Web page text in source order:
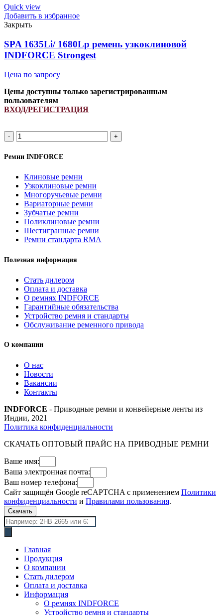
1540Li/
1600Lp
(РСМ
6201387)
ремень
узкоклиновой
INDFORCE
Quick view
Добавить в избранное
Закрыть
SPA 1635Li/ 1680Lp ремень узкоклиновой
INDFORCE Strongest
Цена по запросу
Цены доступны только зарегистрированным
пользователям
ВХОД/РЕГИСТРАЦИЯ
Количество
товара
SPA
1635Li/
ремень
узкоклиновой
INDFORCE
Strongest
Ремни INDFORCE
Клиновые ремни
Узкоклиновые ремни
Многоручьевые ремни
Вариаторные ремни
Зубчатые ремни
Поликлиновые ремни
Шестигранные ремни
Ремни стандарта RMA
Полезная информация
Стать дилером
Оплата и доставка
О ремнях INDFORCE
Гарантийные обязательства
Устройство ремня и стандарты
Обслуживание ременного привода
О компании
О нас
Новости
Вакансии
Контакты
INDFORCE - Приводные ремни и конвейерные ленты из
Индии, 2021
Политика конфиденциальности
СКАЧАТЬ ОПТОВЫЙ ПРАЙС НА ПРИВОДНЫЕ РЕМНИ
Ваше имя:
Ваша электронная почта:
Ваш номер телефона:
Сайт защищён Google reCAPTCHA с применением Политики
конфиденциальности и Правилами пользования.
Скачать
Поиск
товаров
Главная
Продукция
О компании
Стать дилером
Оплата и доставка
Информация
О ремнях INDFORCE
Устройство ремня и стандарты